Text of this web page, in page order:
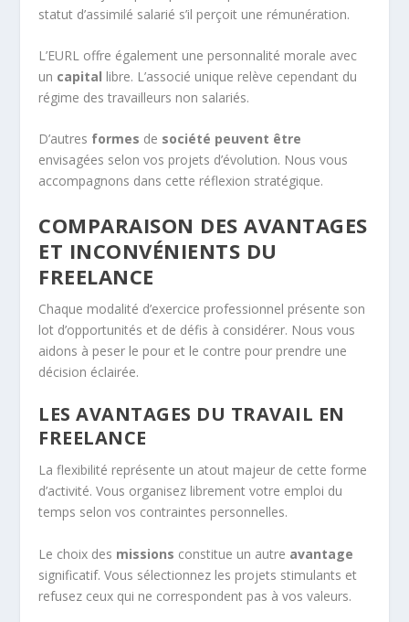
statut d’assimilé salarié s’il perçoit une rémunération.
L’EURL offre également une personnalité morale avec
un capital libre. L’associé unique relève cependant du
régime des travailleurs non salariés.
D’autres formes de société peuvent être
envisagées selon vos projets d’évolution. Nous vous
accompagnons dans cette réflexion stratégique.
COMPARAISON DES AVANTAGES
ET INCONVÉNIENTS DU
FREELANCE
Chaque modalité d’exercice professionnel présente son
lot d’opportunités et de défis à considérer. Nous vous
aidons à peser le pour et le contre pour prendre une
décision éclairée.
LES AVANTAGES DU TRAVAIL EN
FREELANCE
La flexibilité représente un atout majeur de cette forme
d’activité. Vous organisez librement votre emploi du
temps selon vos contraintes personnelles.
Le choix des missions constitue un autre avantage
significatif. Vous sélectionnez les projets stimulants et
refusez ceux qui ne correspondent pas à vos valeurs.